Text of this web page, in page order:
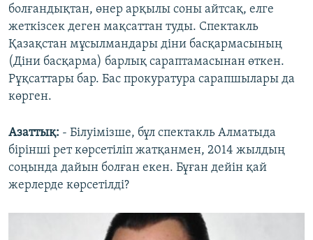
болғандықтан, өнер арқылы соны айтсақ, елге
жеткізсек деген мақсаттан туды. Спектакль
Қазақстан мұсылмандары діни басқармасының
(Діни басқарма) барлық сараптамасынан өткен.
Рұқсаттары бар. Бас прокуратура сарапшылары да
көрген.
Азаттық: - Білуімізше, бұл спектакль Алматыда
бірінші рет көрсетіліп жатқанмен, 2014 жылдың
соңында дайын болған екен. Бұған дейін қай
жерлерде көрсетілді?